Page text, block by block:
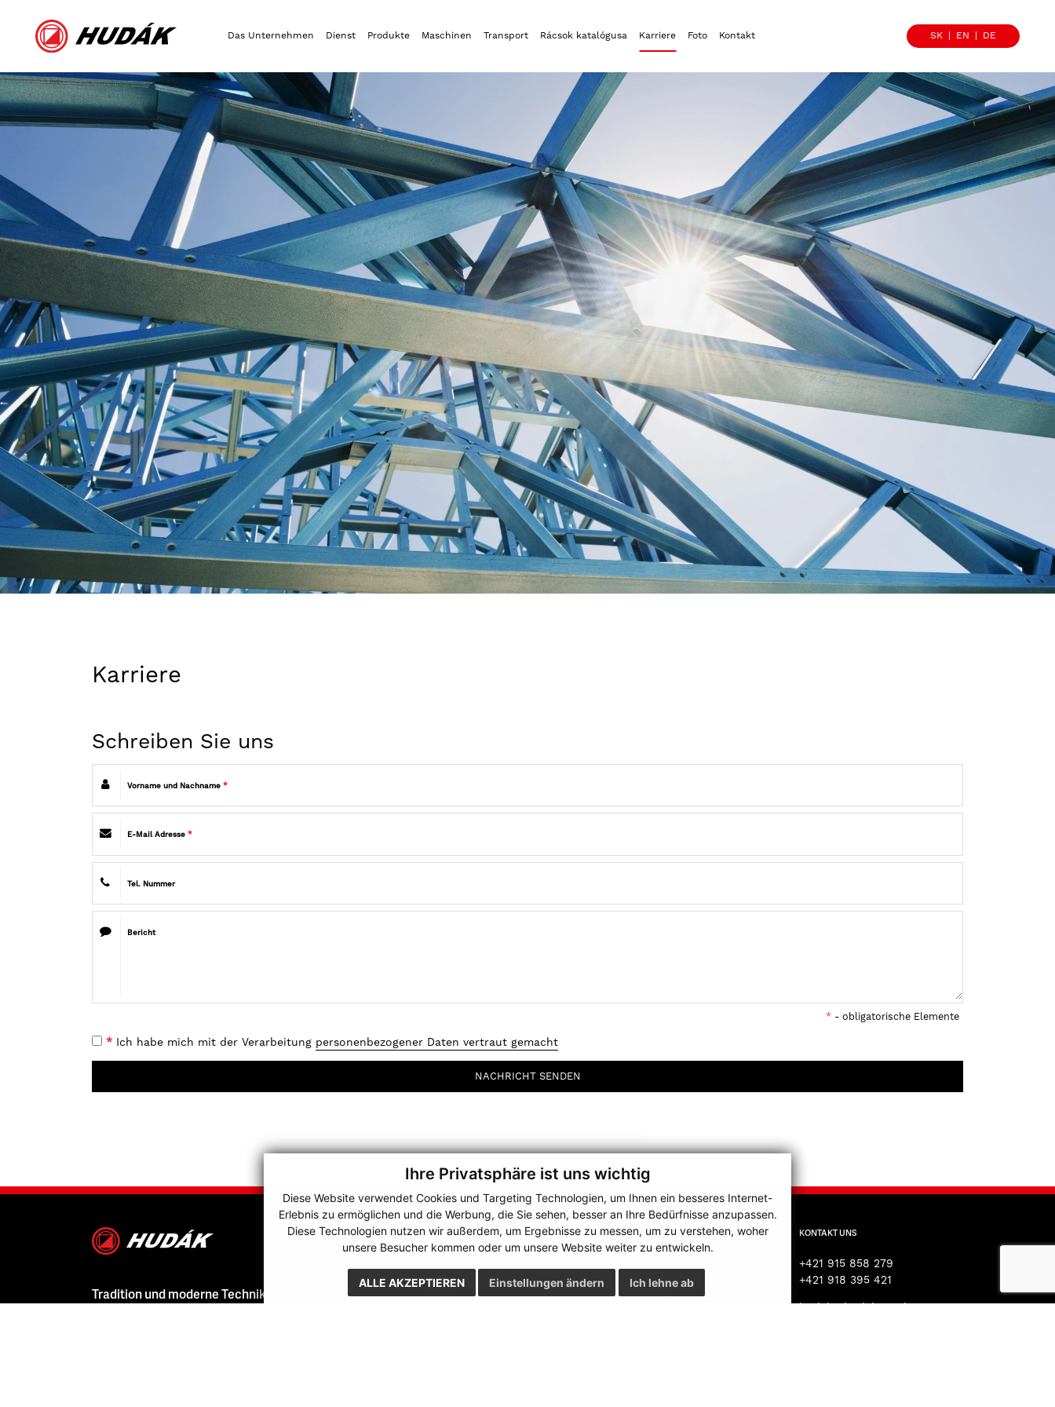
Ihre Privatsphäre ist uns wichtig
Diese Website verwendet Cookies und Targeting Technologien, um Ihnen ein besseres Internet-
Erlebnis zu ermöglichen und die Werbung, die Sie sehen, besser an Ihre Bedürfnisse anzupassen.
Diese Technologien nutzen wir außerdem, um Ergebnisse zu messen, um zu verstehen, woher
unsere Besucher kommen oder um unsere Website weiter zu entwickeln.
ALLE AKZEPTIEREN Ich lehne ab
Einstellungen ändern
Das Unternehmen Dienst Produkte Maschinen Transport Rácsok katalógusa Karriere Foto Kontakt SK EN DE
Karriere
Schreiben Sie uns
Vorname und Nachname*
E-Mail Adresse*
Tel. Nummer
Bericht
* - obligatorische Elemente
* Ich habe mich mit der Verarbeitung personenbezogener Daten vertraut gemacht
NACHRICHT SENDEN
Tradition und moderne Technik
NAVIGIERUNG
Personal
Dienst
DAS UNTERNEHMEN
094 35 Čaklov 54
okr. Vranov nad Topľou
KONTAKT UNS
+421 915 858 279
+421 918 395 421
hudak@hudaksro.sk